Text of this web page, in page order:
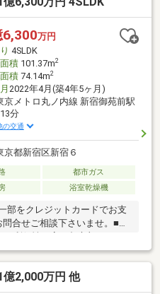
採光、通風良好◆ウォークイ
入、その他収納があるた
ない◆各階にトイレあり◆モ
セキュリティー面も良好
6,300万円
4SLDK
積101.37m2
積74.14m2
2022年4月(築4年5ヶ月)
京メトロ丸ノ内線 新宿御苑前駅
分
の交通
京都新宿区新宿６
都市ガス
浴室乾燥機
部をクレジットカードでお支
合せご相談下さいませ。■丸
■利便性の高い都心部ながら
■南側4ｍ道路に面し陽当り・
スペースが豊富です。■前オ
使用頻度が少なく綺麗な状
食洗機・床暖房など設備仕様
2,000万円 他